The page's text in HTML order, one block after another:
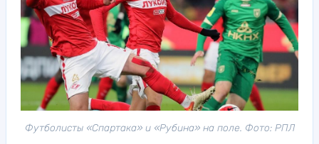
Футболисты «Спартака» и «Рубина» на поле. Фото: РПЛ